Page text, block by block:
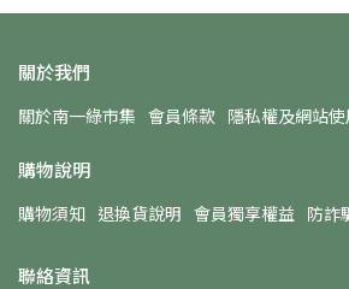
關於我們
關於南一綠市集 會員條款 隱私權及網站
購物說明
購物須知 退換貨說明 會員獨享權益 防詐
聯絡資訊